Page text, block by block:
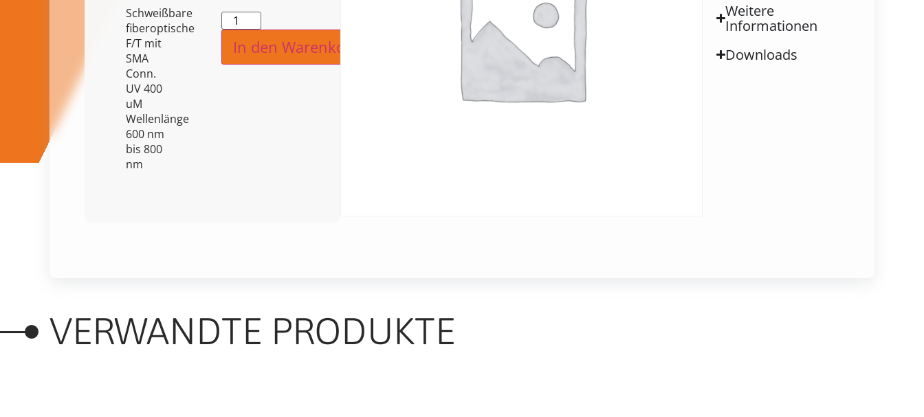
Schweißbare
fiberoptische
F/T mit
SMA
Conn.
UV 400
uM
Wellenlänge
600 nm
bis 800
nm
In den Warenkorb
Weitere
Informationen
Downloads
VERWANDTE PRODUKTE